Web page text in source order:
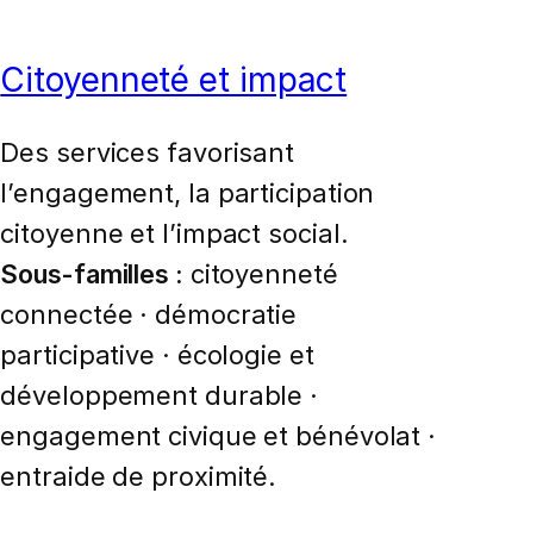
Citoyenneté et impact
Des services favorisant
l’engagement, la participation
citoyenne et l’impact social.
Sous-familles : citoyenneté
connectée · démocratie
participative · écologie et
développement durable ·
engagement civique et bénévolat ·
entraide de proximité.